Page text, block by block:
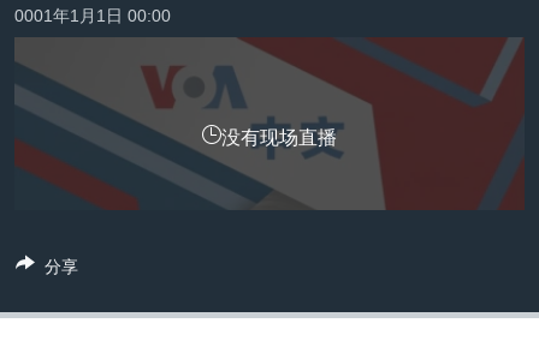
跳
转
到
航
中国
台湾
港澳
国际
最新国际新闻
中东
欧洲
分类新闻
人权·法律·宗教
科教·文娱·体健
热点专题
白宫要闻
VOA视频
0001年1月1日 00:00
没有现场直播
分享